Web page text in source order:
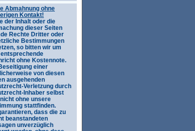
Abmahnung ohne
Kontakt!
der Inhalt oder die
dieser Seiten
Rechte Dritter oder
Bestimmungen
so bitten wir um
ohne Kostennote.
einer
von diesen
ausgehenden
Verletzung durch
Inhaber selbst
ohne unsere
stattfinden.
dass die zu
beanstandeten
unverzüglich